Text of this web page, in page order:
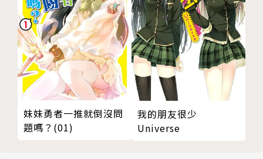
妹妹勇者一推就倒沒問
題嗎？(01)
我的朋友很少
Universe